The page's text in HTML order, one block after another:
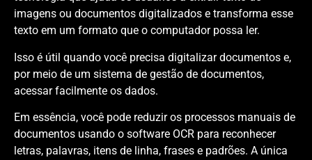
imagens ou documentos digitalizados e transforma esse
texto em um formato que o computador possa ler.
Isso é útil quando você precisa digitalizar documentos e,
por meio de um sistema de gestão de documentos,
acessar facilmente os dados.
Em essência, você pode reduzir os processos manuais de
documentos usando o software OCR para reconhecer
letras, palavras, itens de linha, frases e padrões. A única